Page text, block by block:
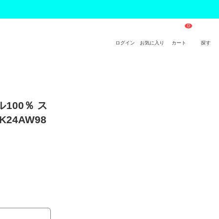
ログイン お気に入り カート 探す
100％ ス